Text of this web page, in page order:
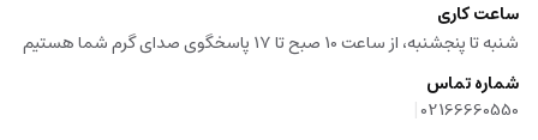
ساعت کاری
شنبه تا پنجشنبه، از ساعت 10 صبح تا 17 پاسخگوی صدای گرم شما هستیم
شماره تماس
02166660550
|